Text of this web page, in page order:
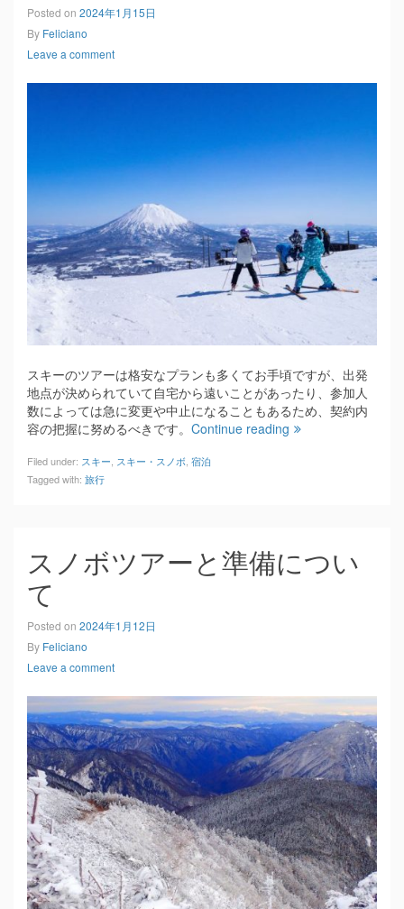
Posted on 2024年1月15日
By Feliciano
Leave a comment
スキーのツアーは格安なプランも多くてお手頃ですが、出発
地点が決められていて自宅から遠いことがあったり、参加人
数によっては急に変更や中止になることもあるため、契約内
容の把握に努めるべきです。 Continue reading
Filed under: スキー スキー・スノボ 宿泊
Tagged with: 旅行
スノボツアーと準備につい
て
Posted on 2024年1月12日
By Feliciano
Leave a comment